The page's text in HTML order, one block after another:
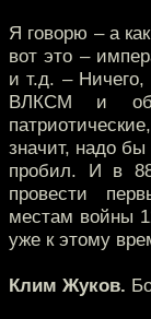
Я говорю – а
вот это –
и т.д. –
ВЛКСМ и
значит, надо
пробил. И в
провести
местам войны
уже к этому
Клим Жуков.